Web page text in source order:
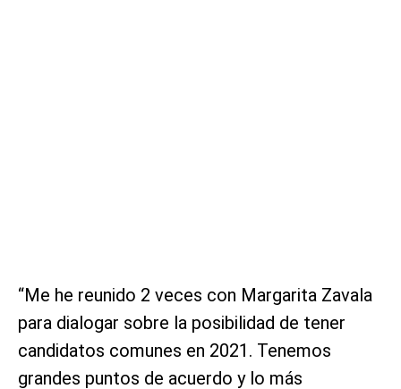
“Me he reunido 2 veces con Margarita Zavala
para dialogar sobre la posibilidad de tener
candidatos comunes en 2021. Tenemos
grandes puntos de acuerdo y lo más